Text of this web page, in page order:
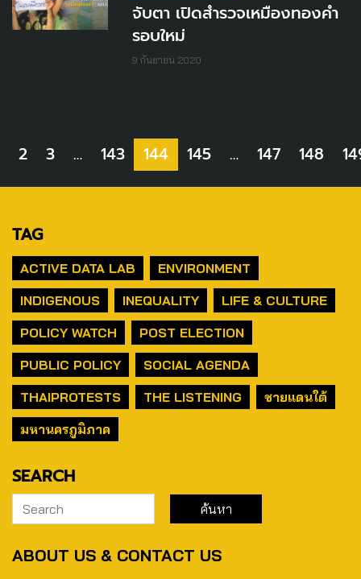
จับตา เปิดสำรวจเหมืองทองคำ
รอบใหม่
9 กันยายน 2020
2 3 … 143 144 145 … 147 148
TAG
ACTIVE DATA LAB
ENVIRONMENT
INDIGENOUS
INEQUALITY
LIFE & CULTURE
POLICY WATCH
POST ELECTION
PUBLIC POLICY
SOCIAL AGENDA
THAIPROTESTS
THE LISTENING
ชายแดนใต้
มหานครภูมิภาค
SEARCH
ABOUT US & CONTACT US